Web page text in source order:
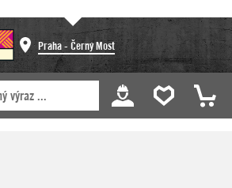
Praha - Černý Most